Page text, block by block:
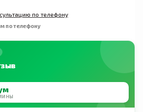
по телефону
по телефону